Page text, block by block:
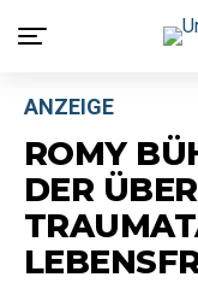
ANZEIGE
ROMY
DER